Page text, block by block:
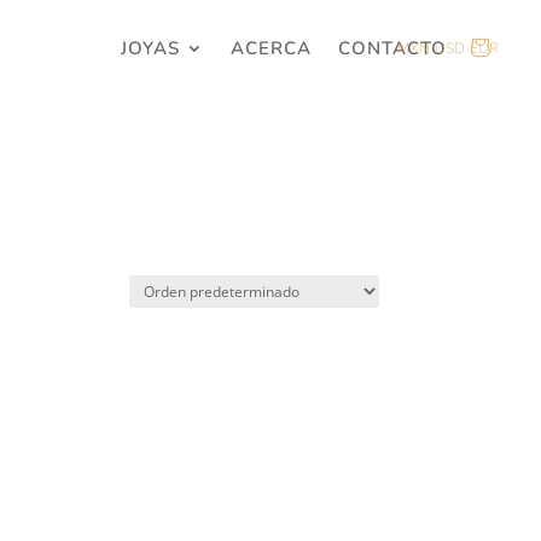
JOYAS ACERCA CONTACTO
MXN USD EUR